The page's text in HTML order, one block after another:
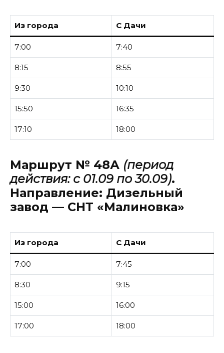
Из города С Дачи
7:00 7:40
8:15 8:55
9:30 10:10
15:50 16:35
17:10 18:00
Маршрут № 48А (период
действия: с 01.09 по 30.09).
Направление: Дизельный
завод — СНТ «Малиновка»
Из города С Дачи
7:00 7:45
8:30 9:15
15:00 16:00
17:00 18:00